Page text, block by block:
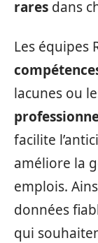
rares dans
Les équipes
lacunes ou
facilite
améliore la
emplois.
données
qui